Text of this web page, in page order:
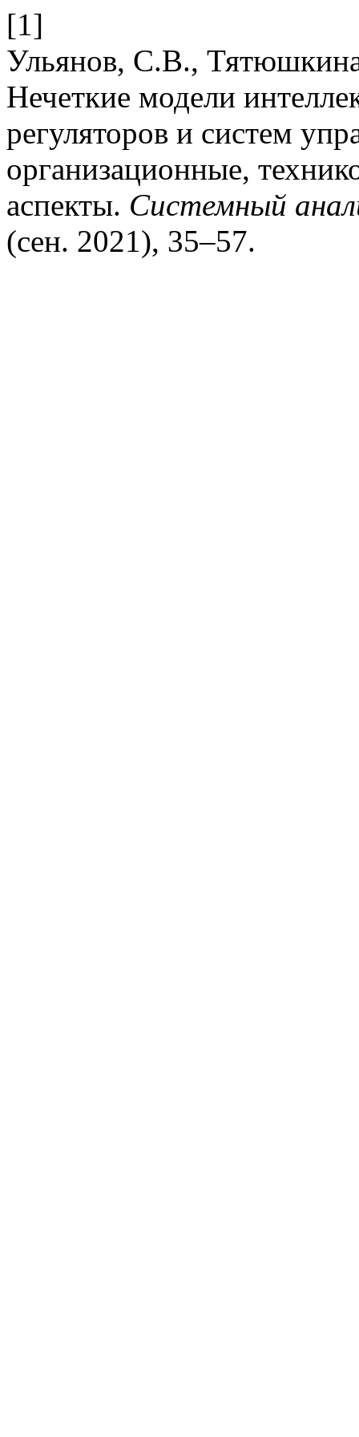
[1]
Ульянов, С.В.,
Нечеткие модели
регуляторов и систем
организационные,
аспекты. Системный
(сен. 2021), 35–57.